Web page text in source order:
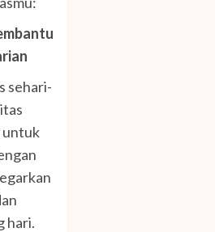
sehari-
untuk
hari.